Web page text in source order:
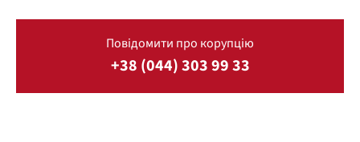
Повідомити про корупцію
+38 (044) 303 99 33